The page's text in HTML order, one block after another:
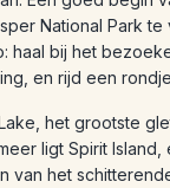
National Park te
haal bij het
en rijd een
het grootste
ligt Spirit
van het